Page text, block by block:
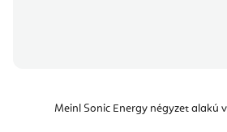
Meinl Sonic Energy négyzet alakú